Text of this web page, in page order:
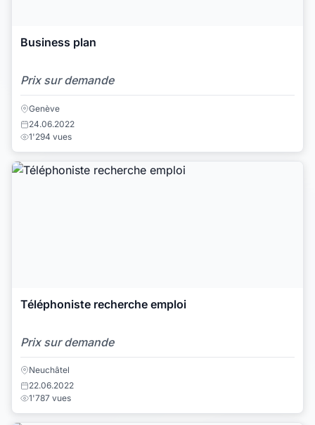
Business plan
Prix sur demande
Genève
24.06.2022
1'294 vues
Téléphoniste recherche emploi
Prix sur demande
Neuchâtel
22.06.2022
1'787 vues